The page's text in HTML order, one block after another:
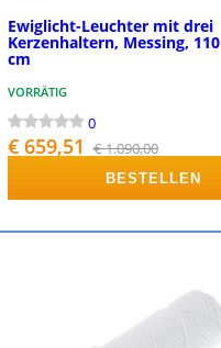
Ewiglicht-Leuchter mit drei
Kerzenhaltern, Messing, 110
cm
VORRÄTIG
0
€ 659,51 € 1.090,00
BESTELLEN